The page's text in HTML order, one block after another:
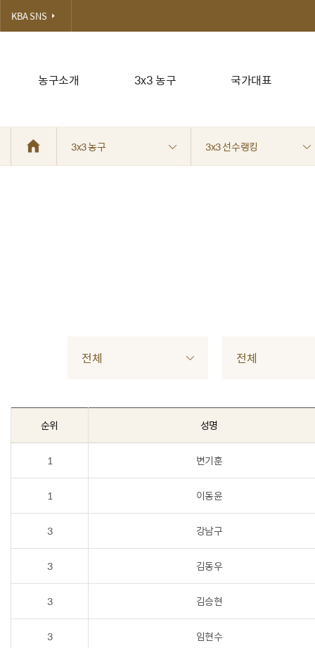
농구소개 3x3 농구 국가대표
KBA SNS
3x3 농구 3x3 선수랭킹
전체 전체
순위 성명
1 변기훈
1 이동윤
3 강남구
3 김동우
3 김승현
3 임현수